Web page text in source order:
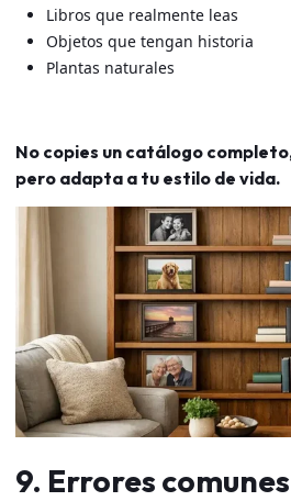
Libros que realmente leas
Objetos que tengan historia
Plantas naturales
No copies un catálogo
pero adapta a tu estilo de vida.
9. Errores